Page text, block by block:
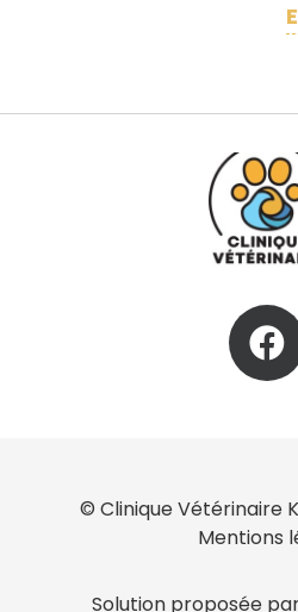
© Clinique Vétérinaire
Mentions
Solution proposée